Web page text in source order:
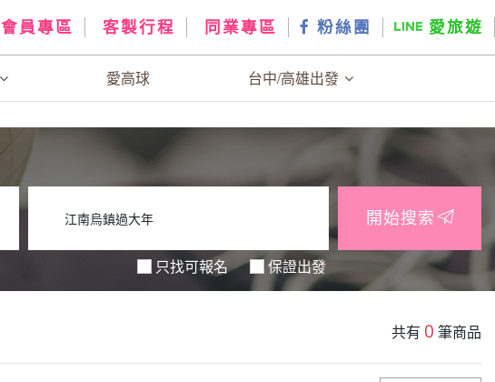
會員專區 客製行程 同業專區 粉絲團 愛旅遊
愛高球 台中/高雄出發
只找可報名 保證出發
開始搜索
共有 0 筆商品